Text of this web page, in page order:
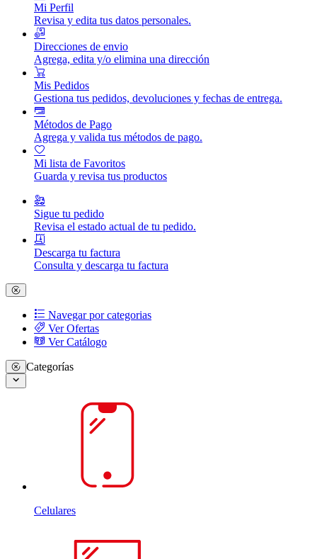
Mi Perfil
Revisa y edita tus datos personales.
Direcciones de envio
Agrega, edita y/o elimina una dirección
Mis Pedidos
Gestiona tus pedidos, devoluciones y fechas de entrega.
Métodos de Pago
Agrega y valida tus métodos de pago.
Mi lista de Favoritos
Guarda y revisa tus productos
Sigue tu pedido
Revisa el estado actual de tu pedido.
Descarga tu factura
Consulta y descarga tu factura
Navegar por categorias
Ver Ofertas
Ver Catálogo
Categorías
Celulares